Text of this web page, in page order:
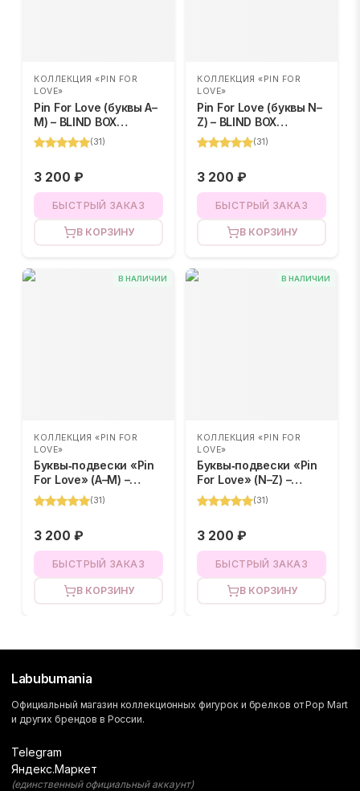
КОЛЛЕКЦИЯ «PIN FOR
LOVE»
Pin For Love (буквы A–
M) – BLIND BOX
(случайный цвет)
(31)
3 200 ₽
БЫСТРЫЙ ЗАКАЗ
В КОРЗИНУ
КОЛЛЕКЦИЯ «PIN FOR
LOVE»
Pin For Love (буквы N–
Z) – BLIND BOX
(случайный цвет)
(31)
3 200 ₽
БЫСТРЫЙ ЗАКАЗ
В КОРЗИНУ
В НАЛИЧИИ
КОЛЛЕКЦИЯ «PIN FOR
LOVE»
Буквы‑подвески «Pin
For Love» (A–M) –
BLIND BOX(31)
3 200 ₽
БЫСТРЫЙ ЗАКАЗ
В КОРЗИНУ
В НАЛИЧИИ
КОЛЛЕКЦИЯ «PIN FOR
LOVE»
Буквы‑подвески «Pin
For Love» (N–Z) –
BLIND BOX(31)
3 200 ₽
БЫСТРЫЙ ЗАКАЗ
В КОРЗИНУ
Labubumania
Официальный магазин коллекционных фигурок и брелков от Pop Mart
и других брендов в России.
Telegram
Яндекс.Маркет
(единственный официальный аккаунт)